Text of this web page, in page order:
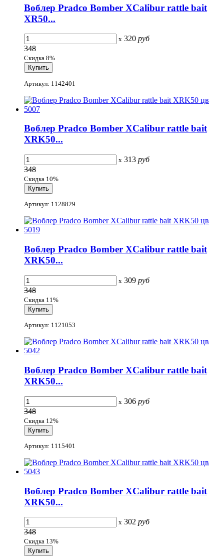
Воблер Pradco Bomber XCalibur rattle bait
XR50...
x 320 руб
348
Скидка 8%
Артикул: 1142401
Воблер Pradco Bomber XCalibur rattle bait
XRK50...
x 313 руб
348
Скидка 10%
Артикул: 1128829
Воблер Pradco Bomber XCalibur rattle bait
XRK50...
x 309 руб
348
Скидка 11%
Артикул: 1121053
Воблер Pradco Bomber XCalibur rattle bait
XRK50...
x 306 руб
348
Скидка 12%
Артикул: 1115401
Воблер Pradco Bomber XCalibur rattle bait
XRK50...
x 302 руб
348
Скидка 13%